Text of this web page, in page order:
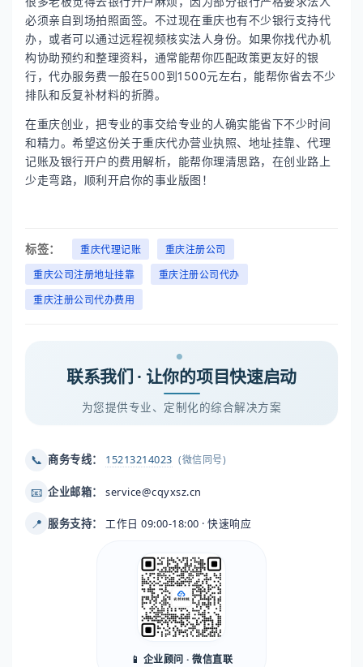
必须亲自到场拍照面签。不过现在重庆也有不少银行支持代
办，或者可以通过远程视频核实法人身份。如果你找代办机
构协助预约和整理资料，通常能帮你匹配政策更友好的银
行，代办服务费一般在500到1500元左右，能帮你省去不少
排队和反复补材料的折腾。
在重庆创业，把专业的事交给专业的人确实能省下不少时间
和精力。希望这份关于重庆代办营业执照、地址挂靠、代理
记账及银行开户的费用解析，能帮你理清思路，在创业路上
少走弯路，顺利开启你的事业版图！
标签： 重庆代理记账
重庆注册公司
重庆公司注册地址挂靠
重庆注册公司代办
重庆注册公司代办费用
联系我们 · 让你的项目快速启动
为您提供专业、定制化的综合解决方案
📞 商务专线： 15213214023 (微信同号)
📧 企业邮箱： service@cqyxsz.cn
📍 服务支持： 工作日 09:00-18:00 · 快速响应
📱 企业顾问 · 微信直联